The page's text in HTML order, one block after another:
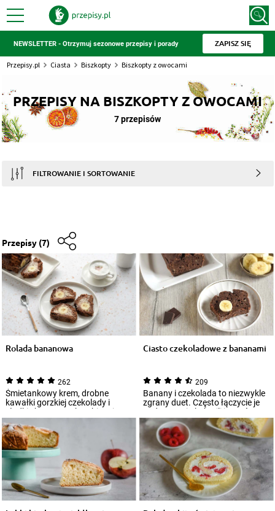
NEWSLETTER - Otrzymuj sezonowe przepisy i porady ZAPISZ SIĘ
Przepisy.pl Ciasta Biszkopty Biszkopty z owocami
PRZEPISY NA BISZKOPTY Z OWOCAMI
7 przepisów
FILTROWANIE I SORTOWANIE
Przepisy (7)
Rolada bananowa
262
Śmietankowy krem, drobne
kawałki gorzkiej czekolady i
słodkie banany to kombinacja,
która w porze...
Ciasto czekoladowe z bananami
209
Banany i czekolada to niezwykle
zgrany duet. Często łączycie je
pod postacią koktajli i musów?
Ko...